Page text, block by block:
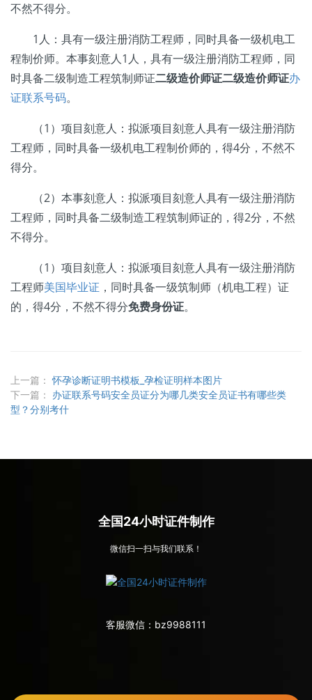
不然不得分。
1人：具有一级注册消防工程师，同时具备一级机电工
程制价师。本事刻意人1人，具有一级注册消防工程师，同
时具备二级制造工程筑制师证二级造价师证二级造价师证办
证联系号码。
（1）项目刻意人：拟派项目刻意人具有一级注册消防
工程师，同时具备一级机电工程制价师的，得4分，不然不
得分。
（2）本事刻意人：拟派项目刻意人具有一级注册消防
工程师，同时具备二级制造工程筑制师证的，得2分，不然
不得分。
（1）项目刻意人：拟派项目刻意人具有一级注册消防
工程师美国毕业证 ，同时具备一级筑制师（机电工程）证
的，得4分，不然不得分免费身份证。
上一篇： 怀孕诊断证明书模板_孕检证明样本图片
下一篇：
办证联系号码安全员证分为哪几类安全员证书有哪些类
型？分别考什
全国24小时证件制作
微信扫一扫与我们联系！
客服微信： bz9988111